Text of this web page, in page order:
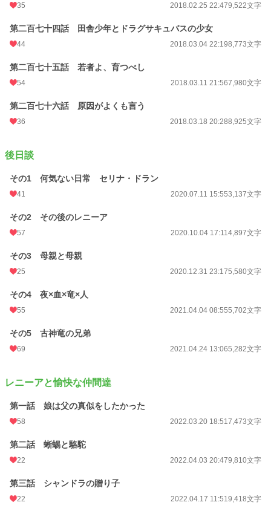
35 2018.02.25 22:479,522文字
第二百七十四話 田舎少年とドラグサキュバスの少女
44 2018.03.04 22:198,773文字
第二百七十五話 若者よ、育つべし
54 2018.03.11 21:567,980文字
第二百七十六話 原因がよくも言う
36 2018.03.18 20:288,925文字
後日談
その1 何気ない日常 セリナ・ドラン
41 2020.07.11 15:553,137文字
その2 その後のレニーア
57 2020.10.04 17:11 4,897文字
その3 母親と母親
25 2020.12.31 23:175,580文字
その4 夜×血×竜×人
55 2021.04.04 08:555,702文字
その5 古神竜の兄弟
69 2021.04.24 13:065,282文字
レニーアと愉快な仲間達
第一話 娘は父の真似をしたかった
58 2022.03.20 18:51 7,473文字
第二話 蜥蜴と駱駝
22 2022.04.03 20:479,810文字
第三話 シャンドラの贈り子
22 2022.04.17 11:51 9,418文字